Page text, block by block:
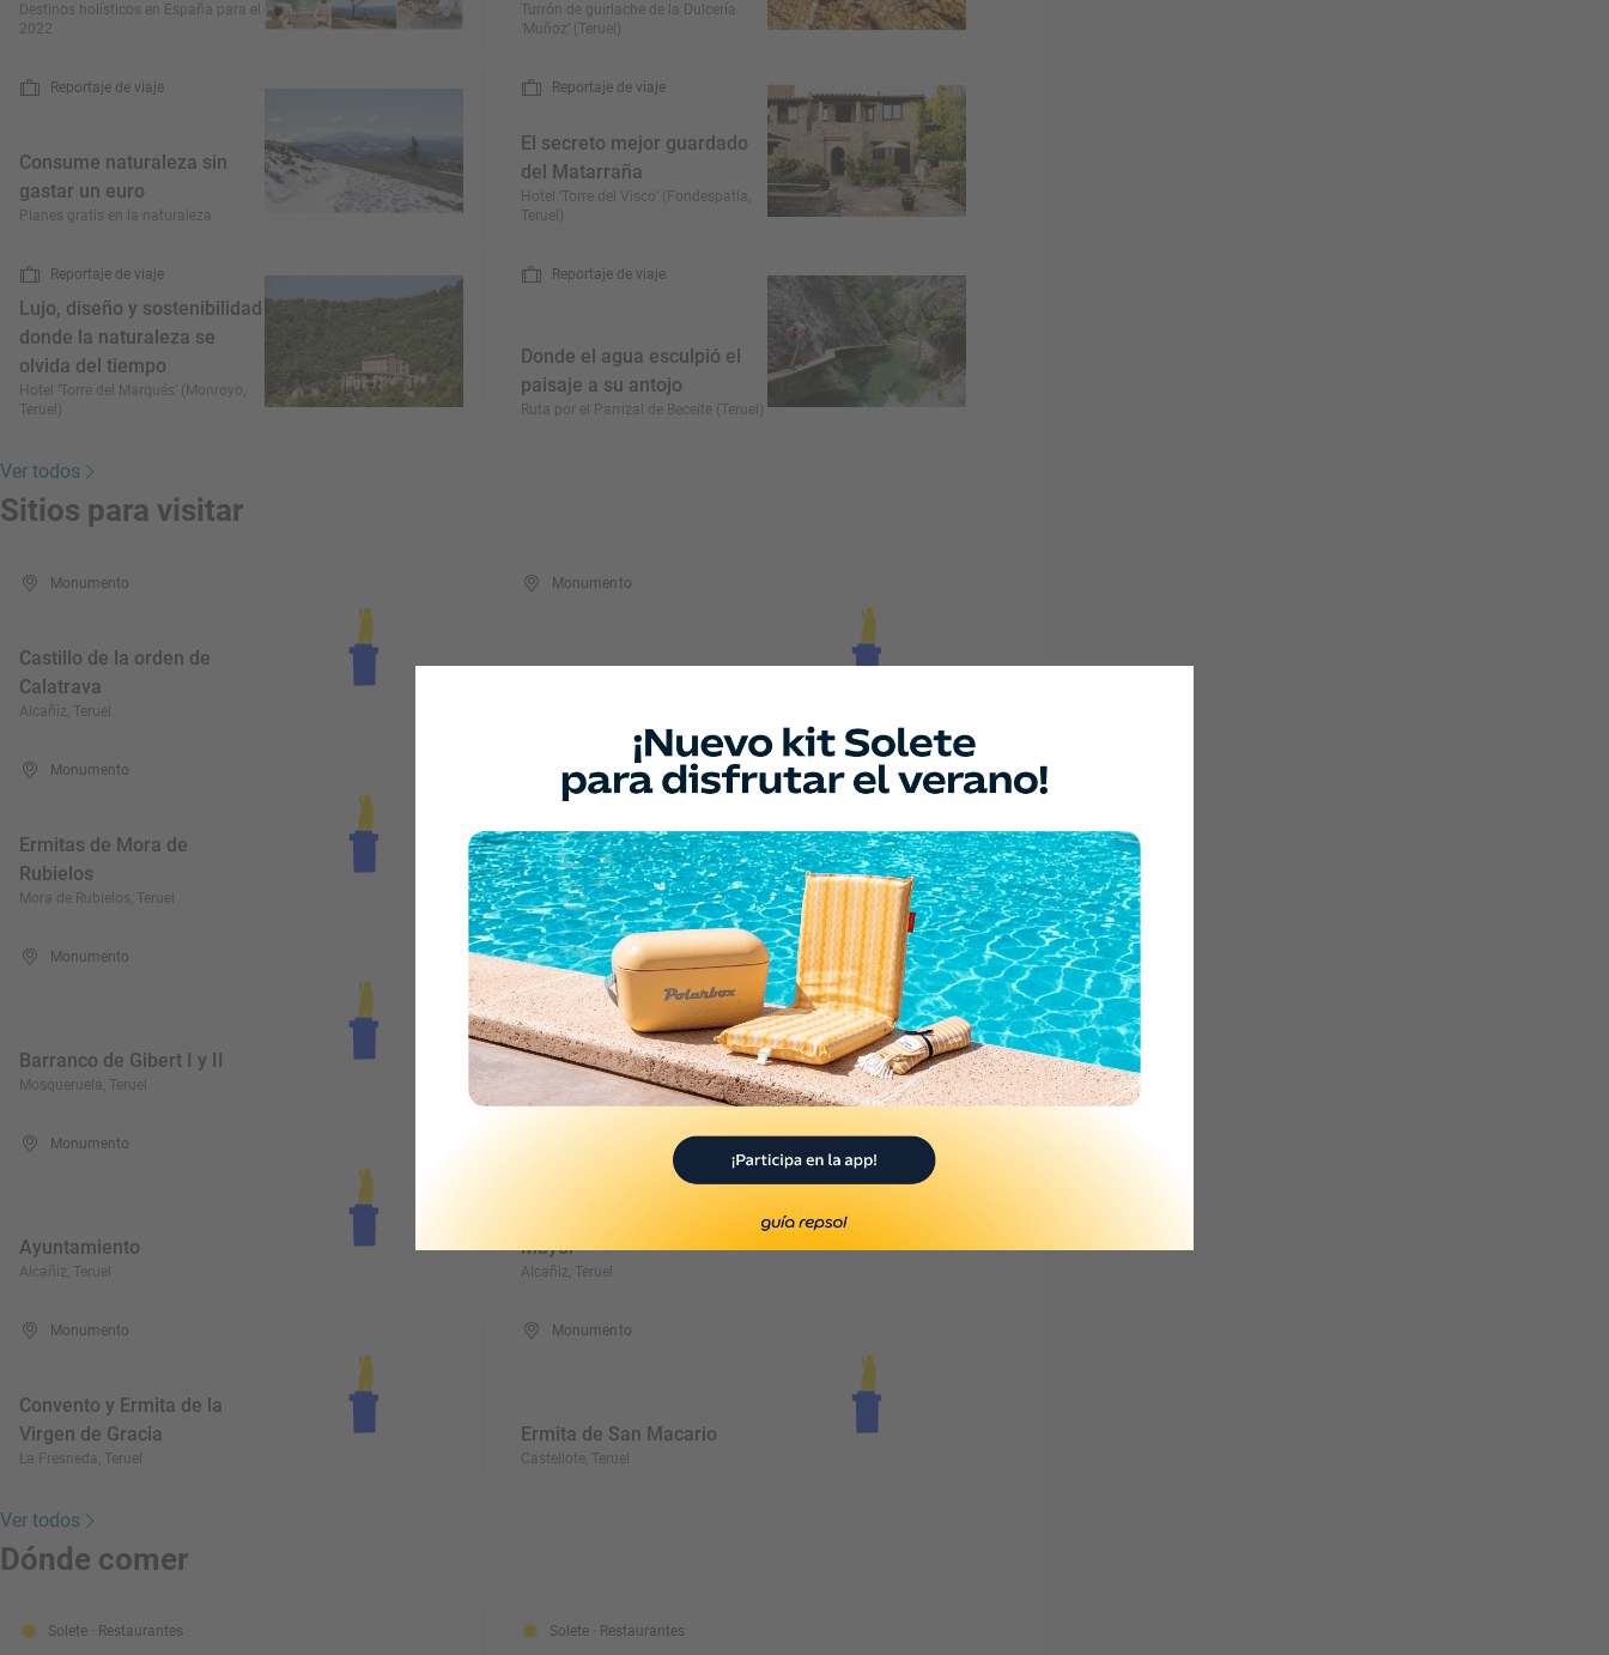
Destinos holísticos en España para el
2022
Turrón de guirlache de la Dulcería
‘Muñoz’ (Teruel)
Reportaje de viaje
Consume naturaleza sin
gastar un euro
Planes gratis en la naturaleza
Reportaje de viaje
El secreto mejor guardado
del Matarraña
Hotel ‘Torre del Visco’ (Fondespatla,
Teruel)
Reportaje de viaje
Lujo, diseño y sostenibilidad
donde la naturaleza se
olvida del tiempo
Hotel ‘Torre del Marqués’ (Monroyo,
Teruel)
Reportaje de viaje
Donde el agua esculpió el
paisaje a su antojo
Ruta por el Parrizal de Beceite (Teruel)
Ver todos
Sitios para visitar
Monumento
Castillo de la orden de
Calatrava
Alcañiz, Teruel
Monumento
Monumento
Ermitas de Mora de
Rubielos
Mora de Rubielos, Teruel
Monumento
Yacimiento del Endrinal
Bronchales, Teruel
Monumento
Barranco de Gibert I y II
Mosqueruela, Teruel
Monumento
Iglesia de la Virgen de la
Carrasca
Bordón, Teruel
Monumento
Ayuntamiento
Alcañiz, Teruel
Mayor
Alcañiz, Teruel
Monumento
Convento y Ermita de la
Virgen de Gracia
La Fresneda, Teruel
Monumento
Ermita de San Macario
Castellote, Teruel
Ver todos
Dónde comer
Solete · Restaurantes Solete · Restaurantes